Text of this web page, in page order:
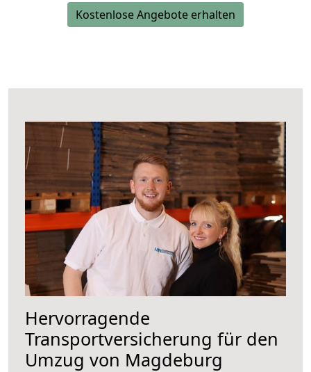
Kostenlose Angebote erhalten
Hervorragende
Transportversicherung für den
Umzug von Magdeburg